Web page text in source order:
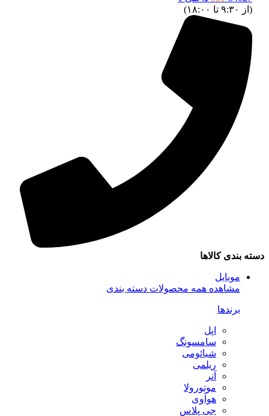
(از ۹:۳۰ تا ۱۸:۰۰)
دسته بندی کالاها
موبایل
مشاهده همه محصولات دسته بندی
برندها
اپل
سامسونگ
شیائومی
ریلمی
آنر
موتورولا
هوآوی
جی پلاس